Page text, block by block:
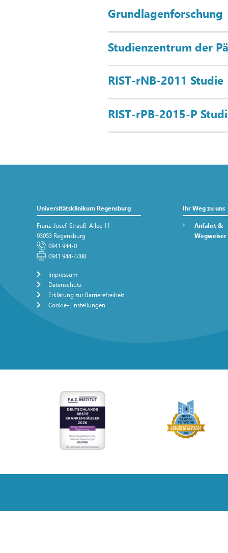
Grundlagenforschung
Studienzentrum der
RIST-rNB-2011 Studie
RIST-rPB-2015-P
Universitätsklinikum Regensburg
Franz-Josef-Strauß-Allee 11
93053 Regensburg
0941 944-0
0941 944-4488
Impressum
Datenschutz
Erklärung zur Barrierefreiheit
Cookie-Einstellungen
Ihr Weg zu uns
Anfahrt &
Wegweiser